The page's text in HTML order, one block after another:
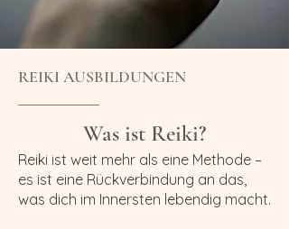
REIKI AUSBILDUNGEN
Was ist Reiki?
Reiki ist weit mehr als eine Methode –
es ist eine Rückverbindung an das,
was dich im Innersten lebendig macht.